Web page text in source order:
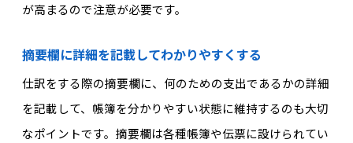
が高まるので注意が必要です。
摘要欄に詳細を記載してわかりやすくする
仕訳をする際の摘要欄に、何のための支出であるかの詳細
を記載して、帳簿を分かりやすい状態に維持するのも大切
なポイントです。摘要欄は各種帳簿や伝票に設けられてい